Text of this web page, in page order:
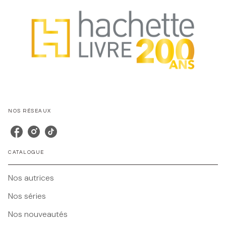
NOS RÉSEAUX
CATALOGUE
Nos autrices
Nos séries
Nos nouveautés